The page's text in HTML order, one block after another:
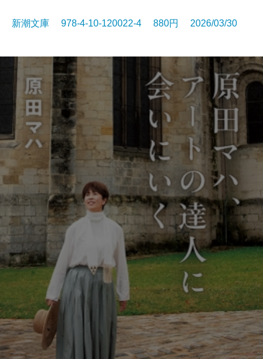
新潮文庫 978-4-10-120022-4 880円 2026/03/30